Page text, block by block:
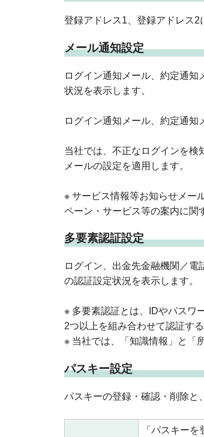
登録アドレス1、登録アドレス2
メール通知設定
ログイン通知メール、約定通
状況を表示します。
ログイン通知メール、約定通知
当社では、不正なログインを検
メールの設定を適用します。
※ サービス情報等お知らせメー
ペーン・サービス等の案内に関
多要素認証設定
ログイン、出金先金融機関／
の認証設定状況を表示します。
※ 多要素認証とは、IDやパスワ
2つ以上を組み合わせて認証する
※ 当社では、「知識情報」と「
パスキー設定
パスキーの登録・確認・削除と
「パスキーを